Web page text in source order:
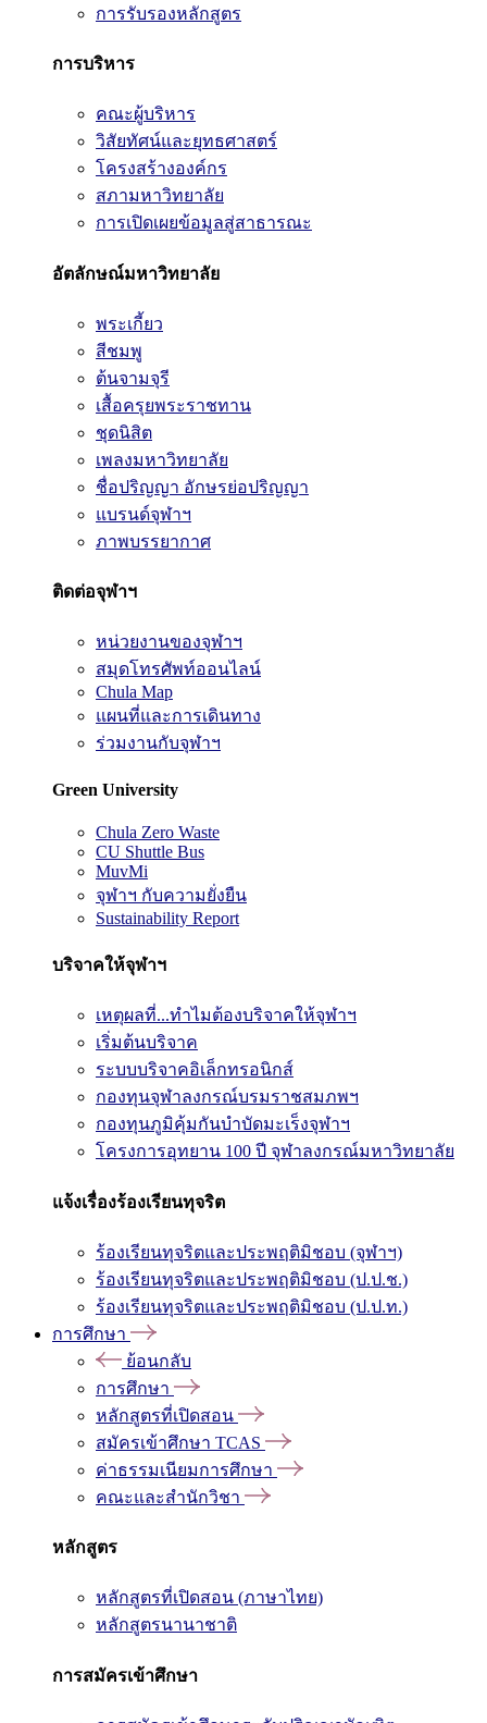
การรับรองหลักสูตร
การบริหาร
คณะผู้บริหาร
วิสัยทัศน์และยุทธศาสตร์
โครงสร้างองค์กร
สภามหาวิทยาลัย
การเปิดเผยข้อมูลสู่สาธารณะ
อัตลักษณ์มหาวิทยาลัย
พระเกี้ยว
สีชมพู
ต้นจามจุรี
เสื้อครุยพระราชทาน
ชุดนิสิต
เพลงมหาวิทยาลัย
ชื่อปริญญา อักษรย่อปริญญา
แบรนด์จุฬาฯ
ภาพบรรยากาศ
ติดต่อจุฬาฯ
หน่วยงานของจุฬาฯ
สมุดโทรศัพท์ออนไลน์
Chula Map
แผนที่และการเดินทาง
ร่วมงานกับจุฬาฯ
Green University
Chula Zero Waste
CU Shuttle Bus
MuvMi
จุฬาฯ กับความยั่งยืน
Sustainability Report
บริจาคให้จุฬาฯ
เหตุผลที่...ทำไมต้องบริจาคให้จุฬาฯ
เริ่มต้นบริจาค
ระบบบริจาคอิเล็กทรอนิกส์
กองทุนจุฬาลงกรณ์บรมราชสมภพฯ
กองทุนภูมิคุ้มกันบำบัดมะเร็งจุฬาฯ
โครงการอุทยาน 100 ปี จุฬาลงกรณ์มหาวิทยาลัย
แจ้งเรื่องร้องเรียนทุจริต
ร้องเรียนทุจริตและประพฤติมิชอบ (จุฬาฯ)
ร้องเรียนทุจริตและประพฤติมิชอบ (ป.ป.ช.)
ร้องเรียนทุจริตและประพฤติมิชอบ (ป.ป.ท.)
การศึกษา
ย้อนกลับ
การศึกษา
หลักสูตรที่เปิดสอน
สมัครเข้าศึกษา TCAS
ค่าธรรมเนียมการศึกษา
คณะและสำนักวิชา
หลักสูตร
หลักสูตรที่เปิดสอน (ภาษาไทย)
หลักสูตรนานาชาติ
การสมัครเข้าศึกษา